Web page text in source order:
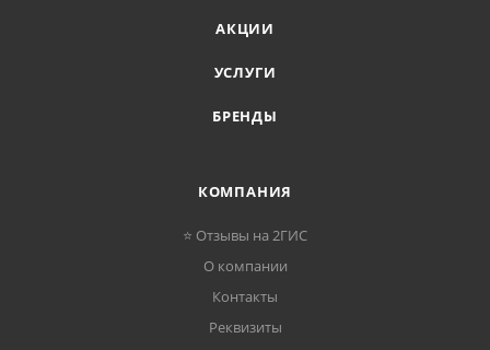
АКЦИИ
УСЛУГИ
БРЕНДЫ
КОМПАНИЯ
⭐ Отзывы на 2ГИС
О компании
Контакты
Реквизиты